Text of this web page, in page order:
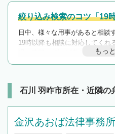
絞り込み検索のコツ「19
日中、様々な用事があると相談
19時以降も相談に対応してくれ
遅い時間の相談が増えそうな場
んで検索してみましょう。
を加え
もっ
石川 羽咋市所在・近隣の
金沢あおば法律事務所